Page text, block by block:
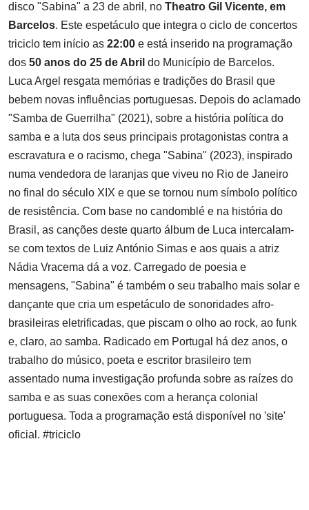
disco "Sabina" a 23 de abril, no Theatro Gil Vicente, em
Barcelos. Este espetáculo que integra o ciclo de concertos
triciclo tem início as 22:00 e está inserido na programação
dos 50 anos do 25 de Abril do Município de Barcelos.
Luca Argel resgata memórias e tradições do Brasil que
bebem novas influências portuguesas. Depois do aclamado
"Samba de Guerrilha" (2021), sobre a história política do
samba e a luta dos seus principais protagonistas contra a
escravatura e o racismo, chega "Sabina" (2023), inspirado
numa vendedora de laranjas que viveu no Rio de Janeiro
no final do século XIX e que se tornou num símbolo político
de resistência. Com base no candomblé e na história do
Brasil, as canções deste quarto álbum de Luca intercalam-
se com textos de Luiz António Simas e aos quais a atriz
Nádia Vracema dá a voz. Carregado de poesia e
mensagens, "Sabina" é também o seu trabalho mais solar e
dançante que cria um espetáculo de sonoridades afro-
brasileiras eletrificadas, que piscam o olho ao rock, ao funk
e, claro, ao samba. Radicado em Portugal há dez anos, o
trabalho do músico, poeta e escritor brasileiro tem
assentado numa investigação profunda sobre as raízes do
samba e as suas conexões com a herança colonial
portuguesa. Toda a programação está disponível no 'site'
oficial. #triciclo